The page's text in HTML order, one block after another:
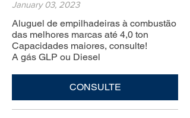
January 03, 2023
Aluguel de empilhadeiras à combustão
das melhores marcas até 4,0 ton
Capacidades maiores, consulte!
A gás GLP ou Diesel
CONSULTE